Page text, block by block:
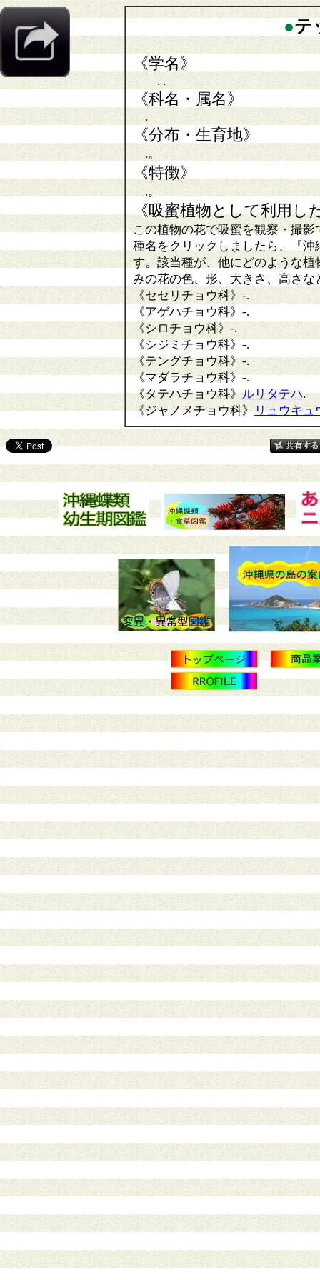
●テ
《学名》
. .
《科名・属名》
.
《分布・生育地》
.。
《特徴》
.。
《吸蜜植物として利用し
この植物の花で吸蜜を観察・撮影
種名をクリックしましたら、『
す。該当種が、他にどのような
みの花の色、形、大きさ、高さ
《セセリチョウ科》-.
《アゲハチョウ科》 -.
《シロチョウ科》 -.
《シジミチョウ科》 -.
《テングチョウ科》-.
《マダラチョウ科》-.
《タテハチョウ科》ルリタテハ.
《ジャノメチョウ科》リュウキュ